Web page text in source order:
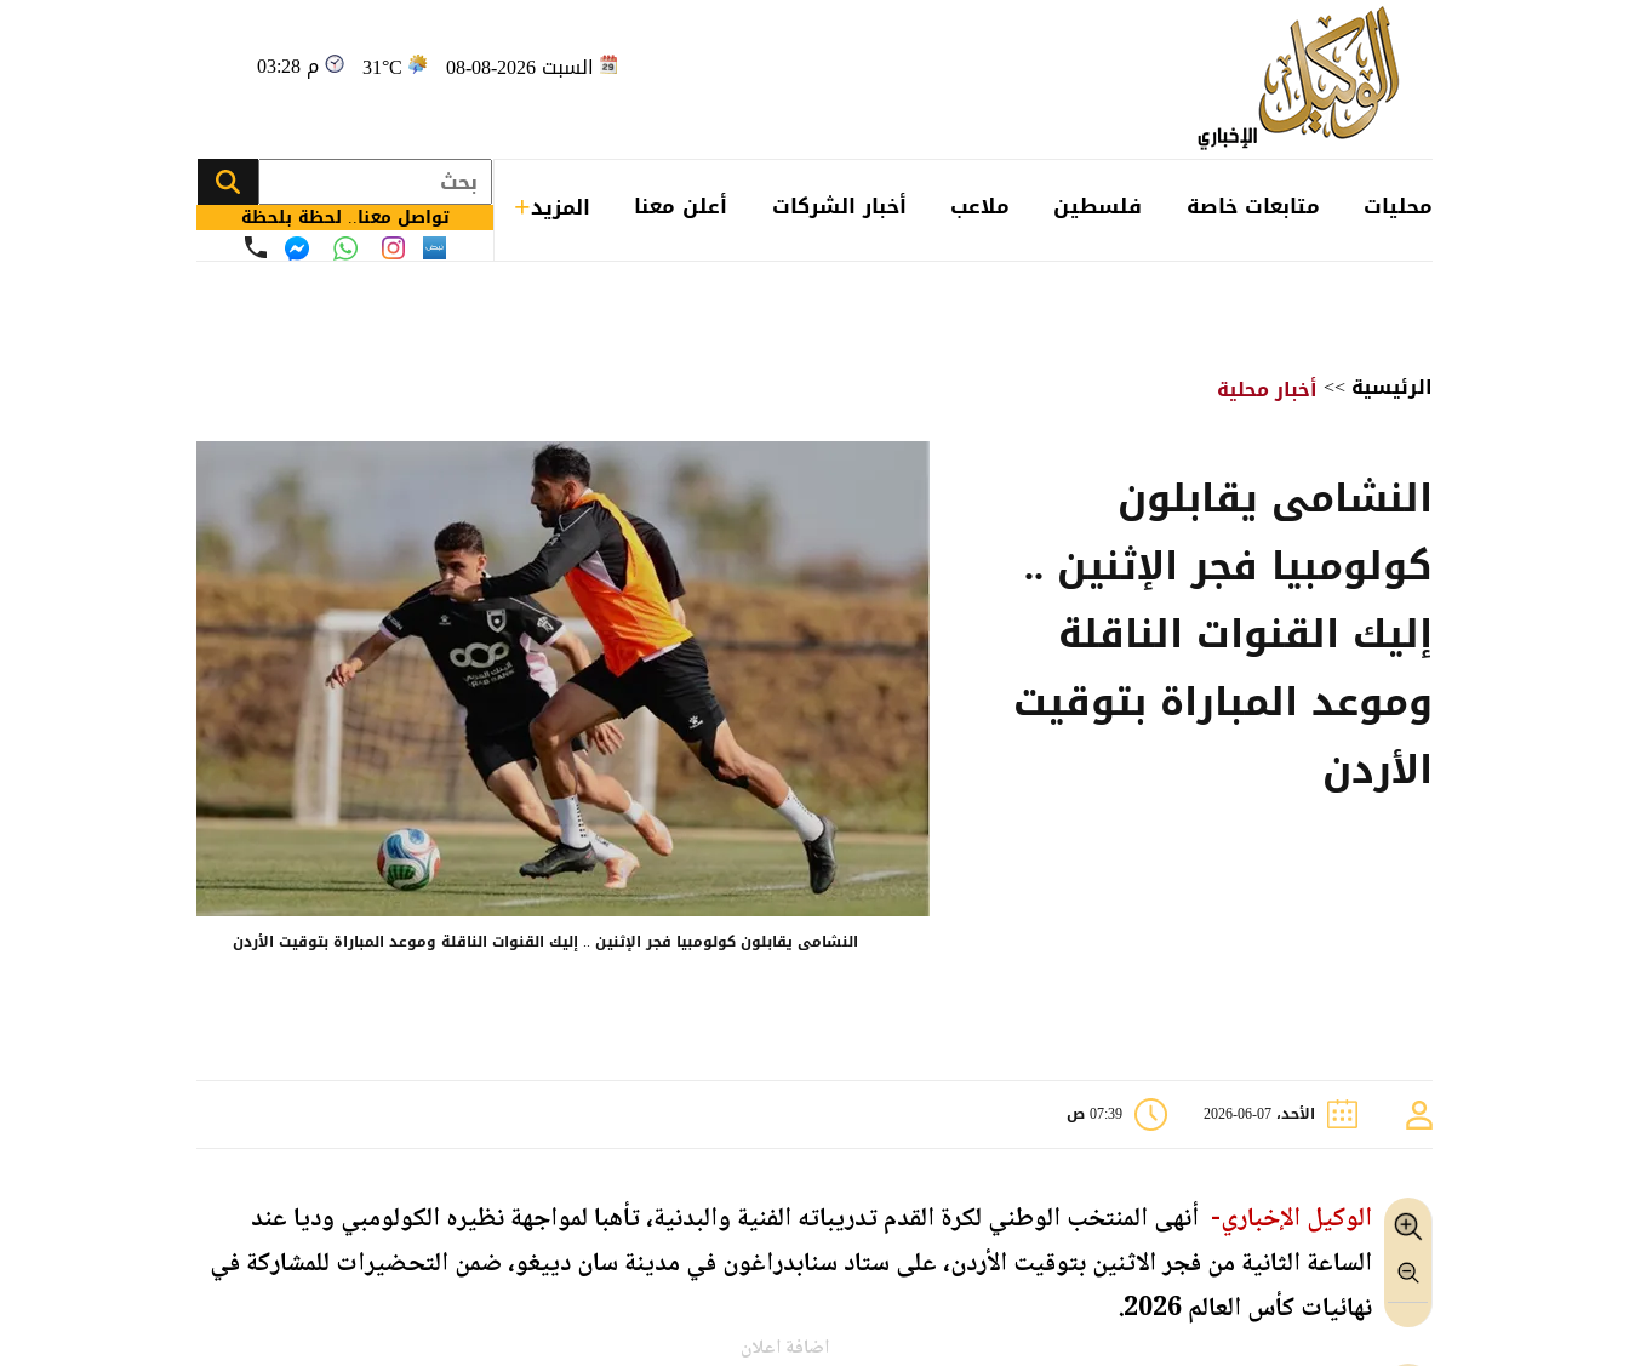
السبت 2026-08-08 31°C 03:28 م
محليات متابعات خاصة فلسطين ملاعب أخبار الشركات أعلن معنا المزيد تواصل معنا.. لحظة بلحظة
الرئيسية>>أخبار محلية
النشامى يقابلون
كولومبيا فجر الإثنين ..
إليك القنوات الناقلة
وموعد المباراة بتوقيت
الأردن
النشامى يقابلون كولومبيا فجر الإثنين .. إليك القنوات الناقلة وموعد المباراة بتوقيت الأردن
الأحد، 07-06-2026 07:39 ص
الوكيل الإخباري- أنهى المنتخب الوطني لكرة القدم تدريباته الفنية والبدنية، تأهبا لمواجهة نظيره الكولومبي وديا عند
الساعة الثانية من فجر الاثنين بتوقيت الأردن، على ستاد سنابدراغون في مدينة سان دييغو، ضمن التحضيرات للمشاركة في
نهائيات كأس العالم 2026.
اضافة اعلان